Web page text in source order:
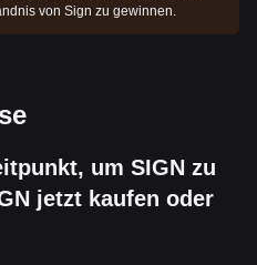
von Sign zu gewinnen.
um SIGN zu
jetzt kaufen oder